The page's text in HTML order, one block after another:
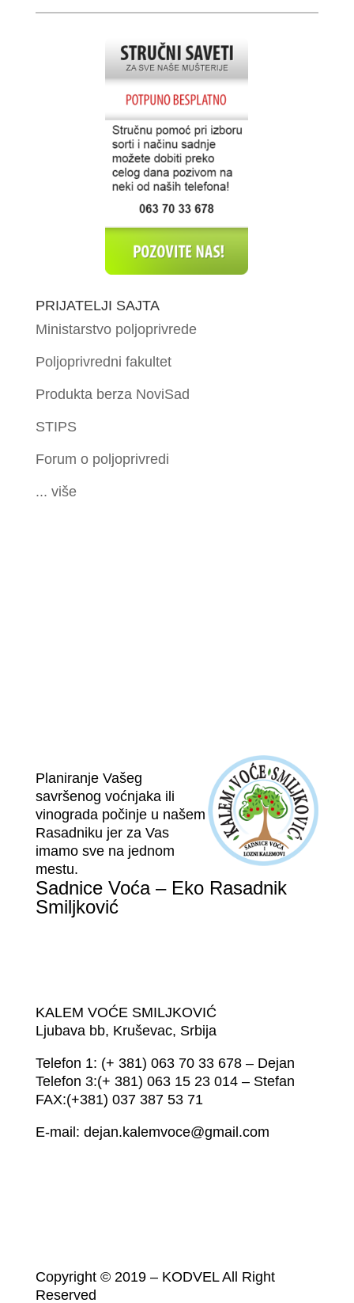
PRIJATELJI SAJTA
Ministarstvo poljoprivrede
Poljoprivredni fakultet
Produkta berza NoviSad
STIPS
Forum o poljoprivredi
... više
Planiranje Vašeg
savršenog voćnjaka ili
vinograda počinje u našem
Rasadniku jer za Vas
imamo sve na jednom
mestu.
Sadnice Voća – Eko Rasadnik
Smiljković
KALEM VOĆE SMILJKOVIĆ
Ljubava bb, Kruševac, Srbija
Telefon 1: (+ 381) 063 70 33 678 – Dejan
Telefon 3:(+ 381) 063 15 23 014 – Stefan
FAX:(+381) 037 387 53 71
E-mail: dejan.kalemvoce@gmail.com
Copyright © 2019 – KODVEL All Right
Reserved